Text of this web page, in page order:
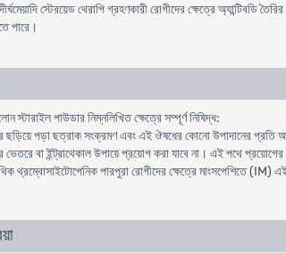
স্টেরয়েড থেরাপি গ্রহণকারী রোগীদের ক্ষেত্রে অ্যান্টিবডি
পারে।
স্টারাইল পাউডার নিম্নলিখিত ক্ষেত্রে সম্পূর্ণ নিষিদ্ধ:
ছড়িয়ে পড়া ছত্রাক সংক্রমণ এবং এই ঔষধের কোনো উপাদানের প্রতি
বা ইন্ট্রাথেকাল উপায়ে প্রয়োগ করা যাবে না। এই পথে প্রয়োগের
থ্রম্বোসাইটোপেনিক পারপুরা রোগীদের ক্ষেত্রে মাংসপেশিতে (IM)